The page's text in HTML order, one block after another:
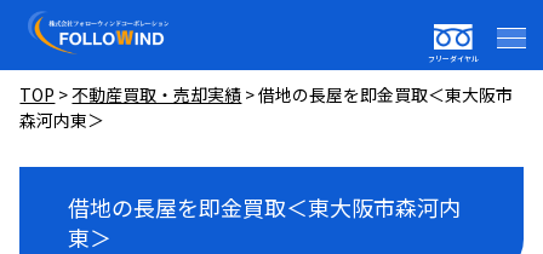
フリーダイヤル
TOP >不動産買取・売却実績 >借地の長屋を即金買取＜東大阪市
森河内東＞
借地の長屋を即金買取＜東大阪市森河内
東＞